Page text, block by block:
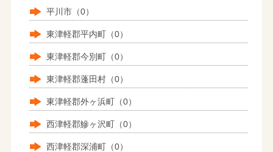
平川市（0）
東津軽郡平内町（0）
東津軽郡今別町（0）
東津軽郡蓬田村（0）
東津軽郡外ヶ浜町（0）
西津軽郡鰺ヶ沢町（0）
西津軽郡深浦町（0）